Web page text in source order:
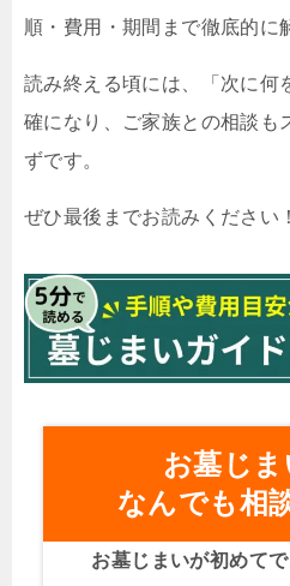
順・費用・期間まで徹底的に
読み終える頃には、「次に何
確になり、ご家族との相談も
ずです。
ぜひ最後までお読みください！
お墓じ
なんでも相
お墓じまいが初めてで